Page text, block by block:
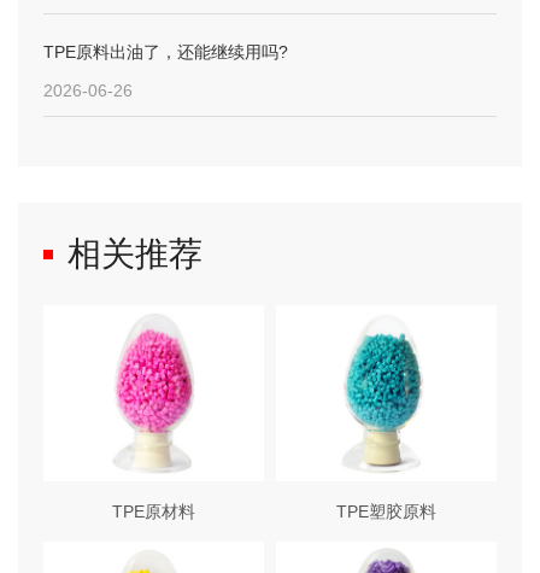
TPE原料出油了，还能继续用吗?
2026-06-26
相关推荐
TPE原材料 TPE塑胶原料